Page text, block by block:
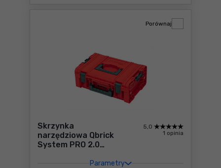
Skrzynka
narzędziowa Qbrick
System PRO 2.0
Parametry
5,0
1 opinia
Porównaj